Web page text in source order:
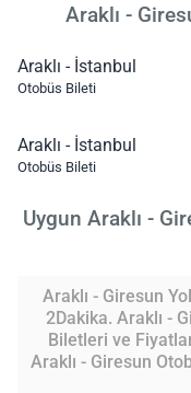
Araklı -
Araklı - İstanbul
Otobüs Bileti
Araklı - İstanbul
Otobüs Bileti
Uygun Araklı -
Araklı - Giresun
2Dakika. Araklı -
Biletleri ve
Araklı - Giresun